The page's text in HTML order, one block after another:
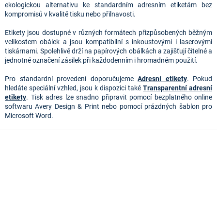
a
c
p
r
v
k
v
ý
p
i
ekologickou alternativu ke standardním adresním etiketám bez
kompromisů v kvalitě tisku nebo přilnavosti.
Etikety jsou dostupné v různých formátech přizpůsobených běžným
velikostem obálek a jsou kompatibilní s inkoustovými i laserovými
tiskárnami. Spolehlivě drží na papírových obálkách a zajišťují čitelné a
jednotné označení zásilek při každodenním i hromadném použití.
Pro standardní provedení doporučujeme Adresní etikety. Pokud
hledáte speciální vzhled, jsou k dispozici také Transparentní adresní
etikety. Tisk adres lze snadno připravit pomocí bezplatného online
softwaru Avery Design & Print nebo pomocí prázdných šablon pro
Microsoft Word.